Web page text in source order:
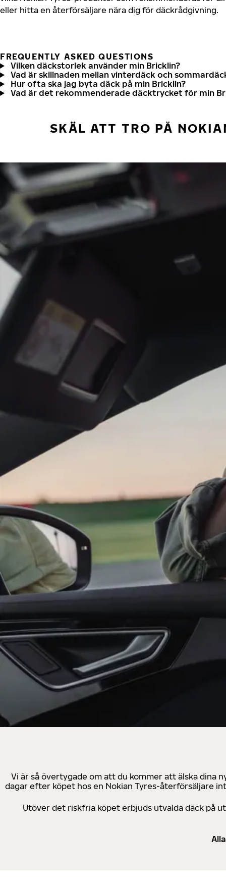
eller hitta en återförsäljare nära dig för däckrådgivning.
FREQUENTLY ASKED QUESTIONS
Vilken däckstorlek använder min Bricklin?
Vad är skillnaden mellan vinterdäck och
Hur ofta ska jag byta däck på min Bricklin?
Vad är det rekommenderade däcktrycket för min
SKÄL ATT TRO PÅ
Vi är så övertygade om att du kommer att älska dina
dagar efter köpet hos en Nokian Tyres-återförsäljare
Utöver det riskfria köpet erbjuds utvalda däck på